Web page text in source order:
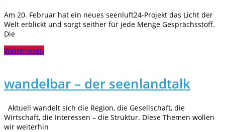
Am 20. Februar hat ein neues seenluft24-Projekt das Licht der
Welt erblickt und sorgt seither für jede Menge Gesprächsstoff.
Die
Weiterlesen
wandelbar – der seenlandtalk
Aktuell wandelt sich die Region, die Gesellschaft, die
Wirtschaft, die Interessen – die Struktur. Diese Themen wollen
wir weiterhin